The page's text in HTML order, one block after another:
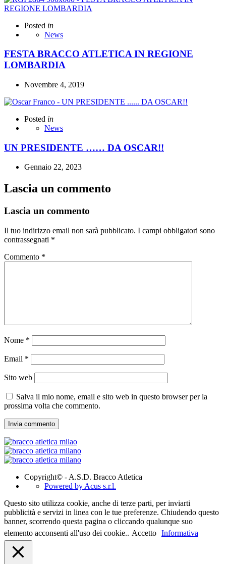
Posted in
News
FESTA BRACCO ATLETICA IN REGIONE
LOMBARDIA
Novembre 4, 2019
Posted in
News
UN PRESIDENTE …… DA OSCAR!!
Gennaio 22, 2023
Lascia un commento
Lascia un commento
Il tuo indirizzo email non sarà pubblicato. I campi obbligatori sono
contrassegnati *
Commento *
Nome *
Email *
Sito web
Salva il mio nome, email e sito web in questo browser per la
prossima volta che commento.
Copyright© - A.S.D. Bracco Atletica
Powered by Acus s.r.l.
Questo sito utilizza cookie, anche di terze parti, per inviarti
pubblicità e servizi in linea con le tue preferenze. Chiudendo questo
banner, scorrendo questa pagina o cliccando qualunque suo
elemento acconsenti all'uso dei cookie.. Accetto Informativa